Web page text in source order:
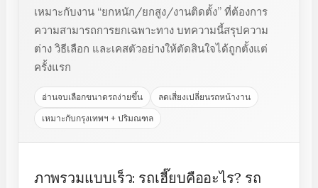
เหมาะกับงาน “ยกหนัก/ยกสูง/งานติดตั้ง” ที่ต้องการ
ความสามารถการยกเฉพาะทาง บทความนี้สรุปความ
ต่าง วิธีเลือก และเคสตัวอย่างให้ตัดสินใจได้ถูกตั้งแต่
ครั้งแรก
อ่านจบเลือกขนาดรถง่ายขึ้น
ลดเสี่ยงเปลี่ยนรถหน้างาน
เหมาะกับกรุงเทพฯ + ปริมณฑล
ภาพรวมแบบเร็ว: รถเฮี๊ยบคืออะไร? รถ